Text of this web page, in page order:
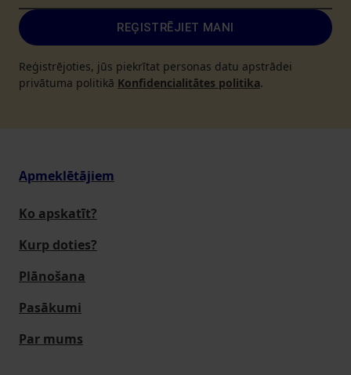
REĢISTRĒJIET MANI
Reģistrējoties, jūs piekrītat personas datu apstrādei
privātuma politikā Konfidencialitātes politika.
Apmeklētājiem
Ko apskatīt?
Kurp doties?
Plānošana
Pasākumi
Par mums